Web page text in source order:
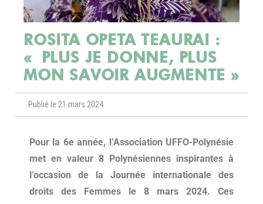
ROSITA OPETA TEAURAI :
« PLUS JE DONNE, PLUS
MON SAVOIR AUGMENTE »
Publié le 21 mars 2024
Pour la 6e année, l’Association UFFO-Polynésie
met en valeur 8 Polynésiennes inspirantes à
l’occasion de la Journée internationale des
droits des Femmes le 8 mars 2024. Ces